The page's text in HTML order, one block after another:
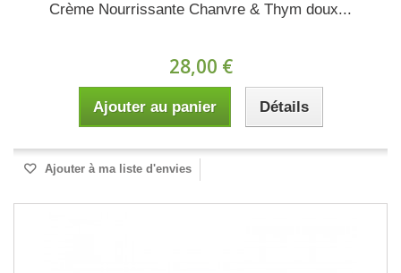
Crème Nourrissante Chanvre & Thym doux...
28,00 €
Ajouter au panier Détails
Ajouter à ma liste d'envies